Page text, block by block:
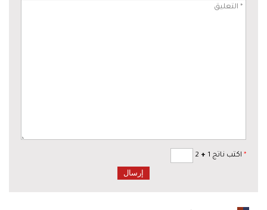
* اكتب ناتج 1 +